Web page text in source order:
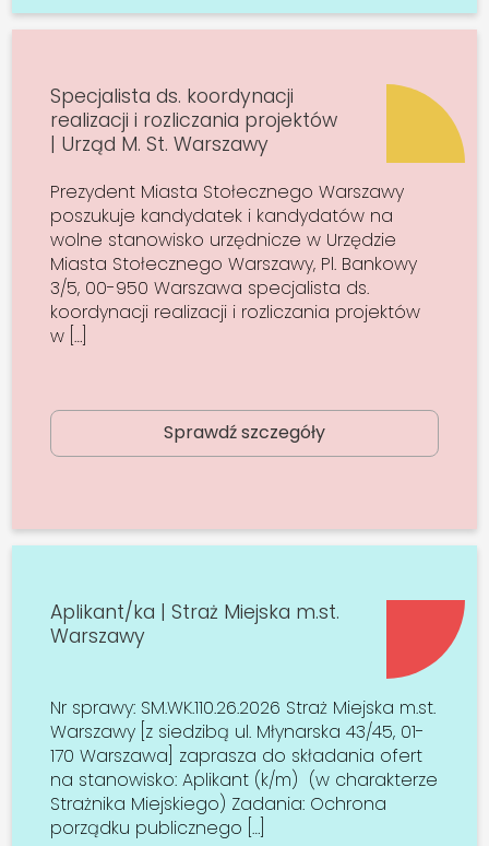
Specjalista ds. koordynacji
realizacji i rozliczania projektów
| Urząd M. St. Warszawy
Prezydent Miasta Stołecznego Warszawy
poszukuje kandydatek i kandydatów na
wolne stanowisko urzędnicze w Urzędzie
Miasta Stołecznego Warszawy, Pl. Bankowy
3/5, 00-950 Warszawa specjalista ds.
koordynacji realizacji i rozliczania projektów
w […]
Sprawdź szczegóły
Aplikant/ka | Straż Miejska m.st.
Warszawy
Nr sprawy: SM.WK.110.26.2026 Straż Miejska m.st.
Warszawy [z siedzibą ul. Młynarska 43/45, 01-
170 Warszawa] zaprasza do składania ofert
na stanowisko: Aplikant (k/m) (w charakterze
Strażnika Miejskiego) Zadania: Ochrona
porządku publicznego […]